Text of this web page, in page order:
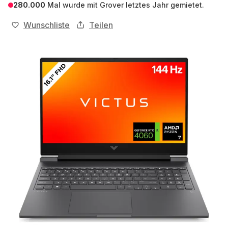
280.000 Mal wurde mit Grover letztes Jahr gemietet.
Wunschliste Teilen